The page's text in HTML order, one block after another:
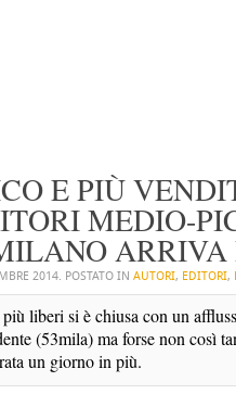
E PIÙ
MEDIO-
ARRIVA
2014. POSTATO IN AUTORI, EDITORI,
liberi si è chiusa con un
(53mila) ma forse non così
un giorno in più.